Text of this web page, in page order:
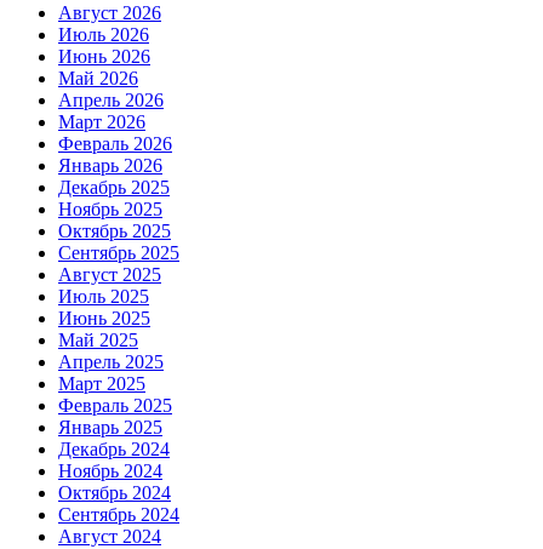
Август 2026
Июль 2026
Июнь 2026
Май 2026
Апрель 2026
Март 2026
Февраль 2026
Январь 2026
Декабрь 2025
Ноябрь 2025
Октябрь 2025
Сентябрь 2025
Август 2025
Июль 2025
Июнь 2025
Май 2025
Апрель 2025
Март 2025
Февраль 2025
Январь 2025
Декабрь 2024
Ноябрь 2024
Октябрь 2024
Сентябрь 2024
Август 2024